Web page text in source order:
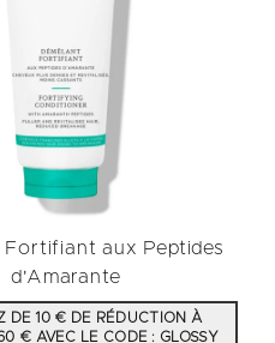
Fortifiant aux Peptides
d'Amarante
DE 10 € DE RÉDUCTION À
€ AVEC LE CODE : GLOSSY